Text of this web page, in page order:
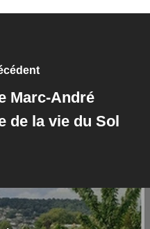
Marc-André
de la vie du Sol